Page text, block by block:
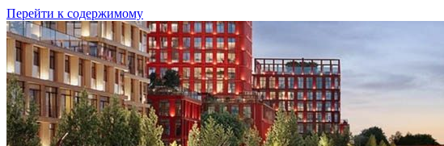
Перейти к содержимому